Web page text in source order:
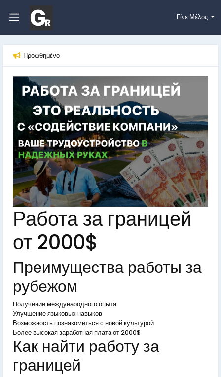
Γίνε Μέλος
Προωθημένο
Работа за границей
от 2000$
Преимущества работы за
рубежом
Получение международного опыта
Улучшение языковых навыков
Возможность познакомиться с новой культурой
Более высокая заработная плата от 2000$
Как найти работу за
границей